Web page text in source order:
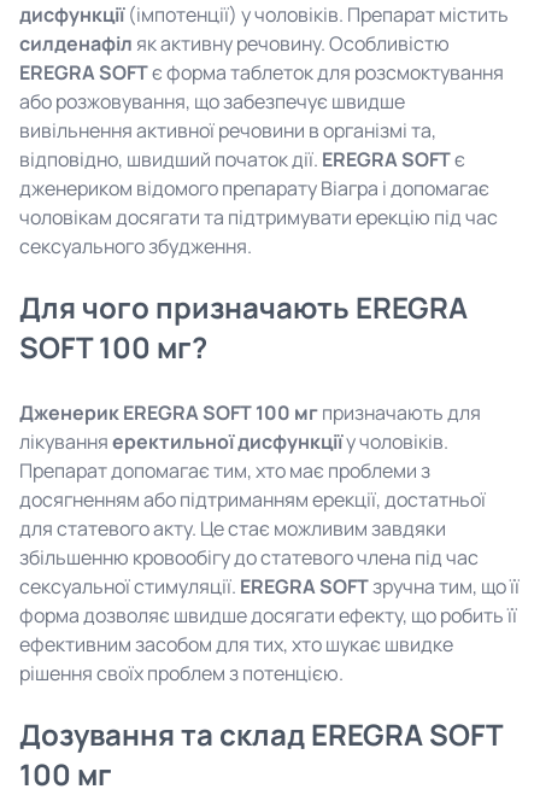
дисфункції(імпотенції) у чоловіків. Препарат містить
силденафіл як активну речовину. Особливістю
EREGRA SOFTє форма таблеток для розсмоктування
або розжовування, що забезпечує швидше
вивільнення активної речовини в організмі та,
відповідно, швидший початок дії. EREGRA SOFTє
дженериком відомого препарату Віагра і допомагає
чоловікам досягати та підтримувати ерекцію під час
сексуального збудження.
Для чого призначають EREGRA
SOFT 100 мг?
Дженерик EREGRA SOFT 100 мгпризначають для
лікуванняеректильної дисфункціїу чоловіків.
Препарат допомагає тим, хто має проблеми з
досягненням або підтриманням ерекції, достатньої
для статевого акту. Це стає можливим завдяки
збільшенню кровообігу до статевого члена під час
сексуальної стимуляції. EREGRA SOFTзручна тим, що її
форма дозволяє швидше досягати ефекту, що робить її
ефективним засобом для тих, хто шукає швидке
рішення своїх проблем з потенцією.
Дозування та склад EREGRA SOFT
100 мг